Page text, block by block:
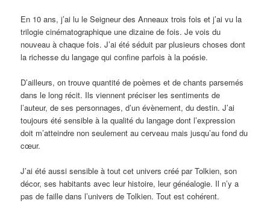
En 10 ans, j’ai lu le Seigneur des Anneaux trois fois et j’ai vu la
trilogie cinématographique une dizaine de fois. Je vois du
nouveau à chaque fois. J’ai été séduit par plusieurs choses dont
la richesse du langage qui confine parfois à la poésie.
D’ailleurs, on trouve quantité de poèmes et de chants parsemés
dans le long récit. Ils viennent préciser les sentiments de
l’auteur, de ses personnages, d’un évènement, du destin. J’ai
toujours été sensible à la qualité du langage dont l’expression
doit m’atteindre non seulement au cerveau mais jusqu’au fond du
cœur.
J’ai été aussi sensible à tout cet univers créé par Tolkien, son
décor, ses habitants avec leur histoire, leur généalogie. Il n’y a
pas de faille dans l’univers de Tolkien. Tout est cohérent.